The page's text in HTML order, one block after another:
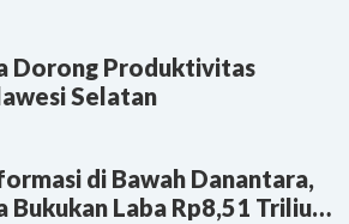
Dorong Produktivitas
Selatan
di Bawah Danantara,
Bukukan Laba Rp8,51 Triliun